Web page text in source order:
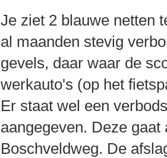
Je ziet 2 blauwe netten
al maanden stevig
gevels, daar waar de
werkauto's (op het
Er staat wel een
aangegeven. Deze
Boschveldweg. De